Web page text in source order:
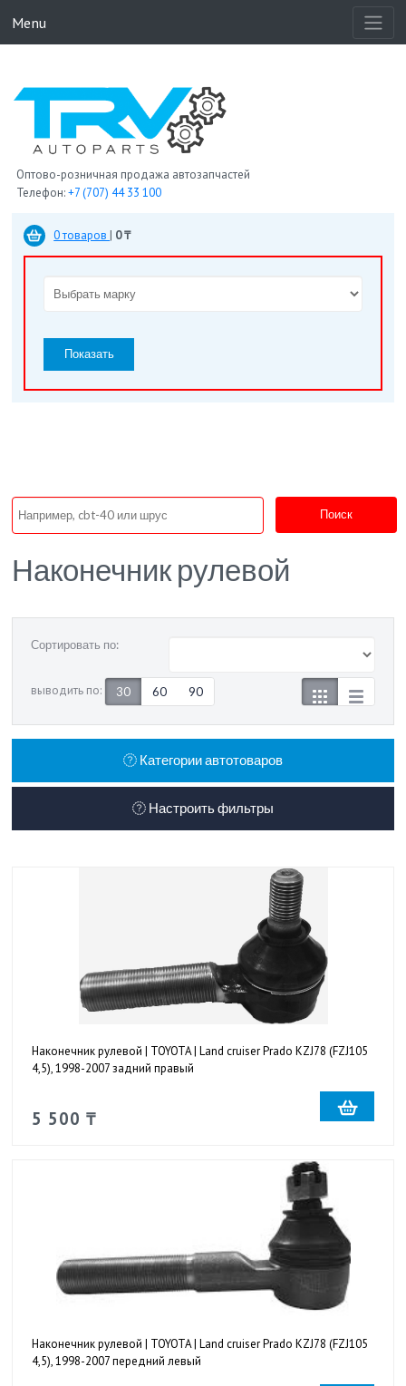
Menu
Оптово-розничная продажа автозапчастей
Телефон:+7 (707) 44 33 100
0 товаров | 0 ₸
Показать
Поиск
Наконечник рулевой
Сортировать по:
выводить по: 30 60 90
Категории автотоваров
Настроить фильтры
Наконечник рулевой | TOYOTA | Land cruiser Prado KZJ78 (FZJ105
4,5), 1998-2007 задний правый
5 500 ₸
Наконечник рулевой | TOYOTA | Land cruiser Prado KZJ78 (FZJ105
4,5), 1998-2007 передний левый